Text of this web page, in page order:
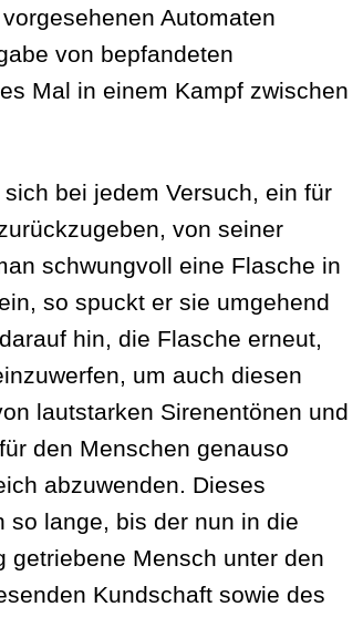
Automaten
von bepfandeten
Mal in einem Kampf zwischen
sich bei jedem Versuch, ein für
von seiner
schwungvoll eine Flasche in
so spuckt er sie umgehend
hin, die Flasche erneut,
um auch diesen
lautstarken Sirenentönen und
den Menschen genauso
abzuwenden. Dieses
so lange, bis der nun in die
getriebene Mensch unter den
Kundschaft sowie des